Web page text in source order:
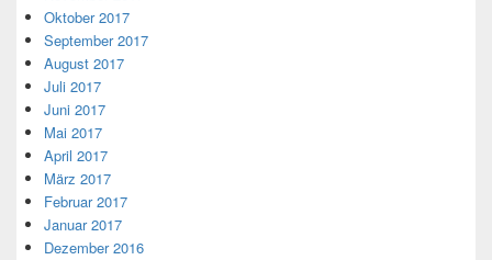
Oktober 2017
September 2017
August 2017
Juli 2017
Juni 2017
Mai 2017
April 2017
März 2017
Februar 2017
Januar 2017
Dezember 2016